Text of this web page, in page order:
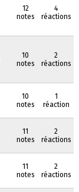
12
notes
4
réactions
10
notes
2
réactions
10
notes
1
réaction
11
notes
2
réactions
11
notes
2
réactions